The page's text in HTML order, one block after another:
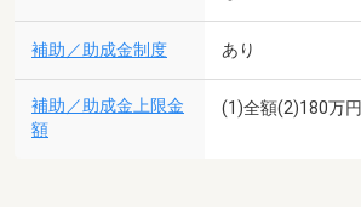
補助／助成金制度 あり
補助／助成金上限金
額
(1)全額(2)180万円